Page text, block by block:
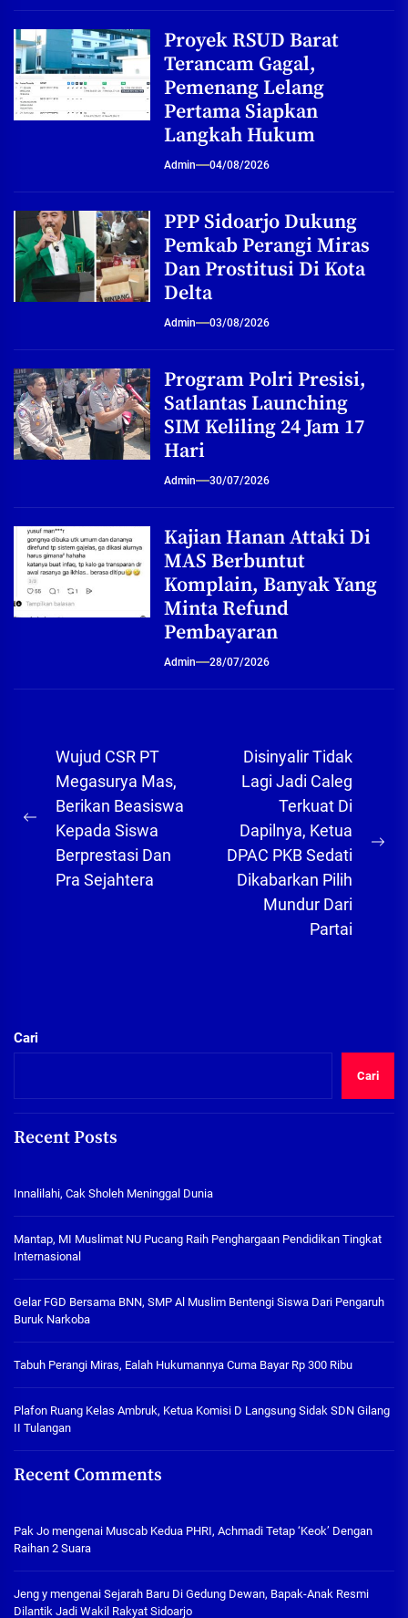
Proyek RSUD Barat
Terancam Gagal,
Pemenang Lelang
Pertama Siapkan
Langkah Hukum
Admin 04/08/2026
PPP Sidoarjo Dukung
Pemkab Perangi Miras
Dan Prostitusi Di Kota
Delta
Admin 03/08/2026
Program Polri Presisi,
Satlantas Launching
SIM Keliling 24 Jam 17
Hari
Admin 30/07/2026
Kajian Hanan Attaki Di
MAS Berbuntut
Komplain, Banyak Yang
Minta Refund
Pembayaran
Admin 28/07/2026
Navigasi
pos
Previous
post:
Wujud CSR PT
Megasurya Mas,
Berikan Beasiswa
Kepada Siswa
Berprestasi Dan
Pra Sejahtera
Disinyalir Tidak
Lagi Jadi Caleg
Terkuat Di
Dapilnya, Ketua
DPAC PKB Sedati
Dikabarkan Pilih
Mundur Dari
Partai
Cari
Cari
Recent Posts
Innalilahi, Cak Sholeh Meninggal Dunia
Mantap, MI Muslimat NU Pucang Raih Penghargaan Pendidikan Tingkat
Internasional
Gelar FGD Bersama BNN, SMP Al Muslim Bentengi Siswa Dari Pengaruh
Buruk Narkoba
Tabuh Perangi Miras, Ealah Hukumannya Cuma Bayar Rp 300 Ribu
Plafon Ruang Kelas Ambruk, Ketua Komisi D Langsung Sidak SDN Gilang
II Tulangan
Recent Comments
Pak Jo mengenai Muscab Kedua PHRI, Achmadi Tetap ‘Keok’ Dengan
Raihan 2 Suara
Jeng y mengenai Sejarah Baru Di Gedung Dewan, Bapak-Anak Resmi
Dilantik Jadi Wakil Rakyat Sidoarjo